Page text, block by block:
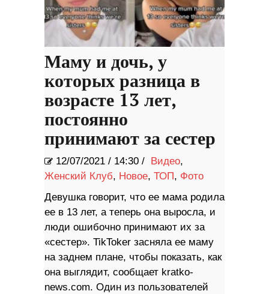
Маму и дочь, у
которых разница в
возрасте 13 лет,
постоянно
принимают за сестер
12/07/2021 / 14:30 / Видео,
Женский Клуб, Новое, ТОП, Фото
Девушка говорит, что ее мама родила
ее в 13 лет, а теперь она выросла, и
люди ошибочно принимают их за
«сестер». TikToker засняла ее маму
на заднем плане, чтобы показать, как
она выглядит, сообщает kratko-
news.com. Один из пользователей